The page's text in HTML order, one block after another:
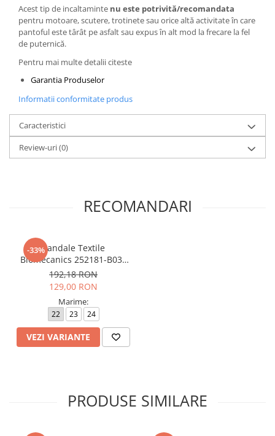
Acest tip de incaltaminte nu este potrivită/recomandata
pentru motoare, scutere, trotinete sau orice altă activitate în care
pantoful este târât pe asfalt sau expus în alt mod la frecare la fel
de puternică.
Pentru mai multe detalii citeste
Garantia Produselor
Informatii conformitate produs
Caracteristici
Review-uri(0)
RECOMANDARI
-33%Sandale Textile
Biomecanics 252181-B032
Rosa
192,18 RON
129,00 RON
Marime:
22 23 24
VEZI VARIANTE
PRODUSE SIMILARE